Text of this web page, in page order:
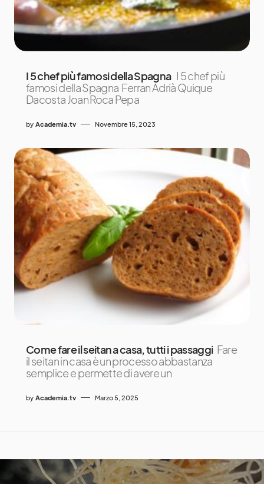
I 5 chef più famosi della Spagna I 5 chef più
famosi della Spagna Ferran Adrià Quique
Dacosta Joan Roca Pepa
by Academia.tv Novembre 15, 2023
Come fare il seitan a casa, tutti i passaggi Fare
il seitan in casa è un processo abbastanza
semplice e permette di avere un
by Academia.tv Marzo 5, 2025